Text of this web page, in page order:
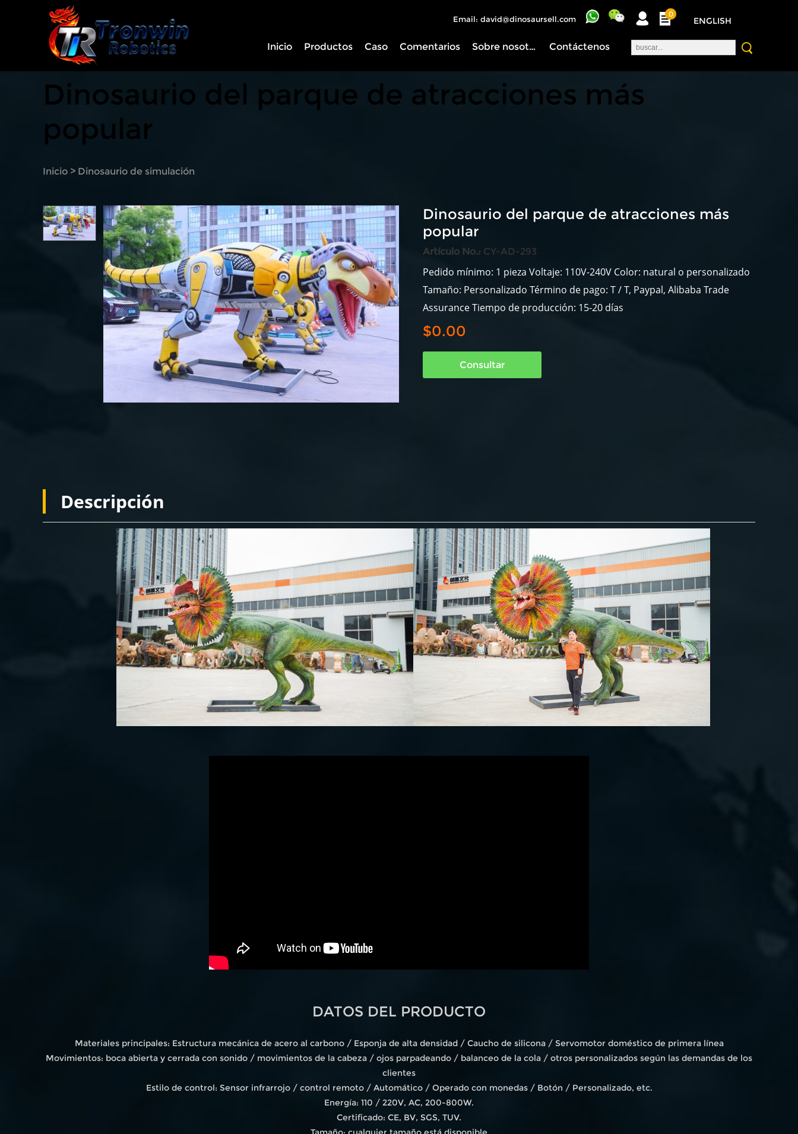
Email: david@dinosaursell.com
0
ENGLISH
Inicio Productos Caso Comentarios Sobre nosotros Contáctenos
Dinosaurio del parque de atracciones más
popular
Inicio > Dinosaurio de simulación
Dinosaurio del parque de atracciones más
popular
Artículo No.: CY-AD-293
Pedido mínimo: 1 pieza Voltaje: 110V-240V Color: natural o personalizado
Tamaño: Personalizado Término de pago: T / T, Paypal, Alibaba Trade
Assurance Tiempo de producción: 15-20 días
$0.00
Consultar
Descripción
DATOS DEL PRODUCTO
Materiales principales: Estructura mecánica de acero al carbono / Esponja de alta densidad / Caucho de silicona / Servomotor doméstico de primera línea
Movimientos: boca abierta y cerrada con sonido / movimientos de la cabeza / ojos parpadeando / balanceo de la cola / otros personalizados según las demandas de los
clientes
Estilo de control: Sensor infrarrojo / control remoto / Automático / Operado con monedas / Botón / Personalizado, etc.
Energía: 110 / 220V, AC, 200-800W.
Certificado: CE, BV, SGS, TUV.